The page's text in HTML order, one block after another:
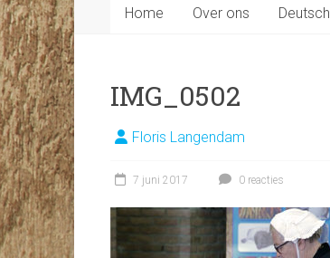
Home Over ons Deutsch
IMG_0502
Floris Langendam
7 juni 2017 0 reacties